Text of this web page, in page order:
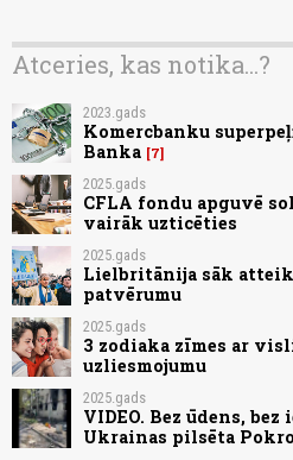
Atceries, kas notika...?
2023.gads
Komercbanku
Banka 7
2025.gads
CFLA fondu apguvē
vairāk uzticēties
2025.gads
Lielbritānija sāk
patvērumu
2025.gads
3 zodiaka zīmes ar
uzliesmojumu
2025.gads
VIDEO. Bez ūdens,
Ukrainas pilsēta